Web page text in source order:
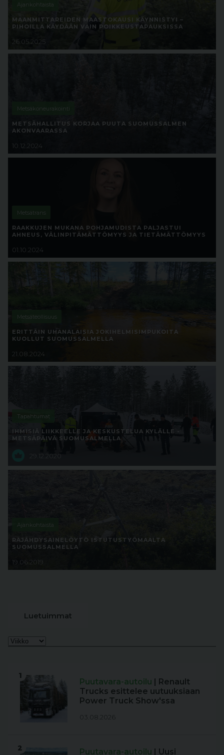
Ajankohtaista
MAANMITTAREIDEN MAASTOKAUSI KÄYNNISTYI –
PIHOILLA KÄYDÄÄN VAIN POIKKEUSTAPAUKSISSA
26.05.2025
Metsäkoneurakointi
METSÄHALLITUS KORJAA PUUTA SUOMUSSALMEN
AKONVAARASSA
10.12.2024
Metsätrans
RAAKKUJEN MUKANA POHJAMUDISTA PALJASTUI
AHNEUS, VÄLINPITÄMÄTTÖMYYS JA TIETÄMÄTTÖMYYS
01.10.2024
Metsäteollisuus
ERITTÄIN UHANALAISIA JOKIHELMISIMPUKOITA
KUOLLUT SUOMUSSALMELLA
21.08.2024
Tapahtumat
IHMISIÄ LIIKKEELLE JA KESKUSTELUA KYLÄLLE -
METSÄPÄIVÄ SUOMUSALMELLA
29.12.2020
Ajankohtaista
RÄJÄHDYSAINELÖYTÖ ISTUTUSTYÖMAALTA
SUOMUSSALMELLA
19.06.2019
Luetuimmat
1
Puutavara-autoilu | Renault
Trucks esittelee uutuuksiaan
Power Truck Show'ssa
03.08.2026
2 Puutavara-autoilu | Uusi